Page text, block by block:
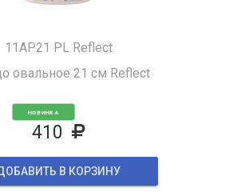
11AP21 PL Reflect
овальное 21 см Reflect
НОВИНКА
410
В КОРЗИНУ